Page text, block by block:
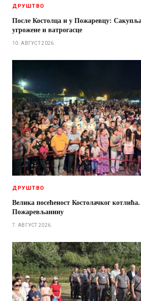
ДРУШТВО
После Костолца и у Пожаревцу:
угрожене и ватрогасце
10. АВГУСТ 2026.
ДРУШТВО
Велика посећеност Костолачког
Пожаревљанину
7. АВГУСТ 2026.